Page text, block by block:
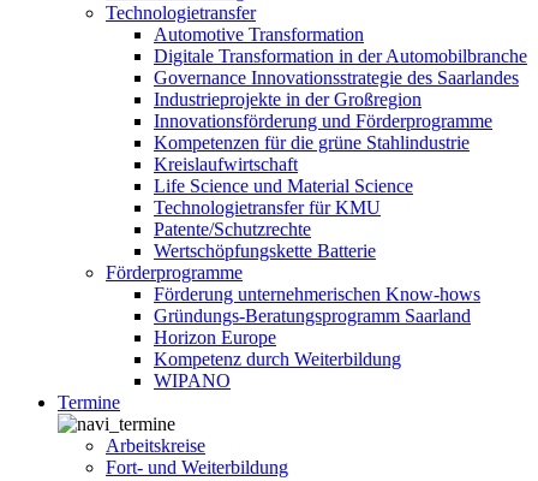
Technologietransfer
Automotive Transformation
Digitale Transformation in der Automobilbranche
Governance Innovationsstrategie des Saarlandes
Industrieprojekte in der Großregion
Innovationsförderung und Förderprogramme
Kompetenzen für die grüne Stahlindustrie
Kreislaufwirtschaft
Life Science und Material Science
Technologietransfer für KMU
Patente/Schutzrechte
Wertschöpfungskette Batterie
Förderprogramme
Förderung unternehmerischen Know-hows
Gründungs-Beratungsprogramm Saarland
Horizon Europe
Kompetenz durch Weiterbildung
WIPANO
Termine
Arbeitskreise
Fort- und Weiterbildung